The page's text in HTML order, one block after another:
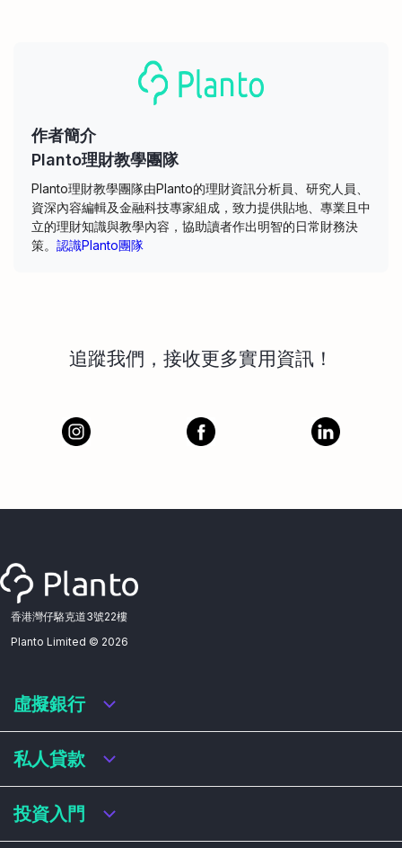
作者簡介
Planto理財教學團隊
Planto理財教學團隊由Planto的理財資訊分析員、研究人員、
資深內容編輯及金融科技專家組成，致力提供貼地、專業且中
立的理財知識與教學內容，協助讀者作出明智的日常財務決
策。 認識Planto團隊
追蹤我們，接收更多實用資訊！
香港灣仔駱克道3號22樓
Planto Limited © 2026
虛擬銀行
虛擬銀行迎新優惠
虛擬銀行存款利率比較
虛擬銀行銀扣賬卡 / 信用卡
虛擬銀行貸款
私人貸款
私人貸款年利率比較
網上即批貸款
投資入門